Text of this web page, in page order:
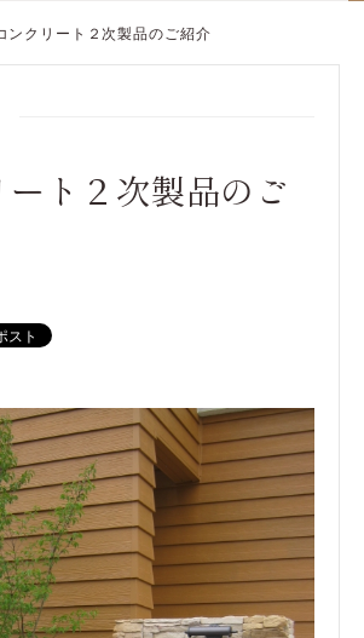
ンクリート２次製品のご紹介
ート２次製品のご